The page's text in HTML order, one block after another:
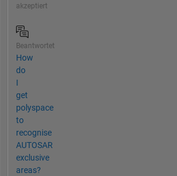
akzeptiert
Beantwortet
How
do
I
get
polyspace
to
recognise
AUTOSAR
exclusive
areas?